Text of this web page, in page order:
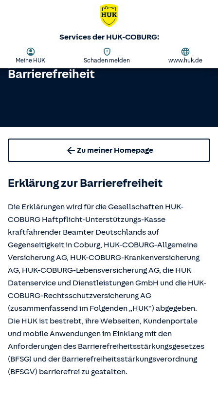
Services der HUK-COBURG:
Meine HUK Schaden melden www.huk.de
Barrierefreiheit
Zu meiner Homepage
Erklärung zur Barrierefreiheit
Die Erklärungen wird für die Gesellschaften HUK-
COBURG Haftpflicht-Unterstützungs-Kasse
kraftfahrender Beamter Deutschlands auf
Gegenseitigkeit in Coburg, HUK-COBURG-Allgemeine
Versicherung AG, HUK-COBURG-Krankenversicherung
AG, HUK-COBURG-Lebensversicherung AG, die HUK
Datenservice und Dienstleistungen GmbH und die HUK-
COBURG-Rechtsschutzversicherung AG
(zusammenfassend im Folgenden „HUK“) abgegeben.
Die HUK ist bestrebt, ihre Webseiten, Kundenportale
und mobile Anwendungen im Einklang mit den
Anforderungen des Barrierefreiheitsstärkungsgesetzes
(BFSG) und der Barrierefreiheitsstärkungsverordnung
(BFSGV) barrierefrei zu gestalten.